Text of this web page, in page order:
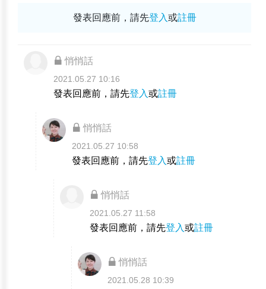
發表回應前，請先登入或註冊
悄悄話
2021.05.27 10:16
發表回應前，請先登入或註冊
悄悄話
2021.05.27 10:58
發表回應前，請先登入或註冊
悄悄話
2021.05.27 11:58
發表回應前，請先登入或註冊
悄悄話
2021.05.28 10:39